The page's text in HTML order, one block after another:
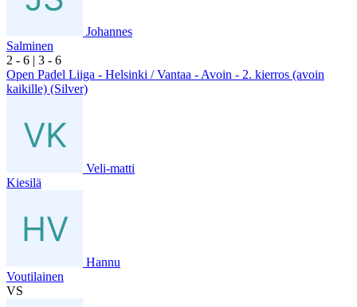
Johannes
Salminen
2 - 6 | 3 - 6
Open Padel Liiga - Helsinki / Vantaa - Avoin - 2. kierros (avoin
kaikille) (Silver)
Veli-matti
Kiesilä
Hannu
Voutilainen
VS